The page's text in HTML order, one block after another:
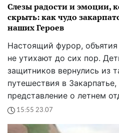
Слезы радости и эмоции,
скрыть: как чудо
наших Героев
Настоящий фурор,
не утихают до сих пор.
защитников вернулись из
путешествия в
представление о летнем
15:55 23.07